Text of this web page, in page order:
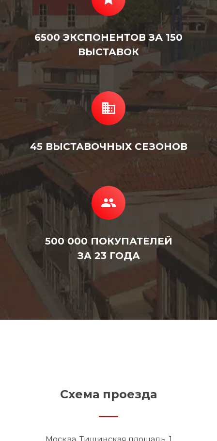
6500 ЭКСПОНЕНТОВ ЗА 150
ВЫСТАВОК
45 ВЫСТАВОЧНЫХ СЕЗОНОВ
500 000 ПОКУПАТЕЛЕЙ
ЗА 23 ГОДА
Схема проезда